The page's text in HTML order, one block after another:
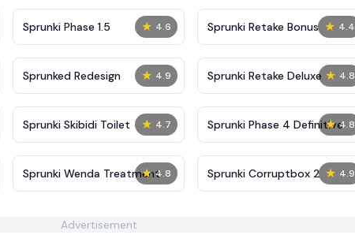
★ 4.6
Sprunki Phase 1.5 ★ 4.4
Sprunki Retake Bonus
★ 4.9
Sprunked Redesign ★ 4.8
Sprunki Retake Deluxe
★ 4.7
Sprunki Skibidi Toilet ★ 4.8
Sprunki Phase 4 Definitive
★ 4.8
Sprunki Wenda Treatment ★ 4.9
Sprunki Corruptbox 2
Advertisement